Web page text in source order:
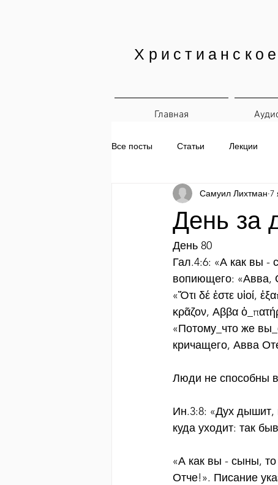
Главная
Все посты Статьи Лекции
Печатные материалы
День за
Самуил Лихтман 7
День 80
Гал.4:6: «А как вы -
вопиющего: «Авва,
«Ὅτι δέ ἐστε υἱοί,
κρᾶζον, Αββα
«Потому_что же
кричащего, Авва
Люди не способны
Ин.3:8: «Дух дышит,
куда уходит: так
«А как вы - сыны,
Отче!». Писание